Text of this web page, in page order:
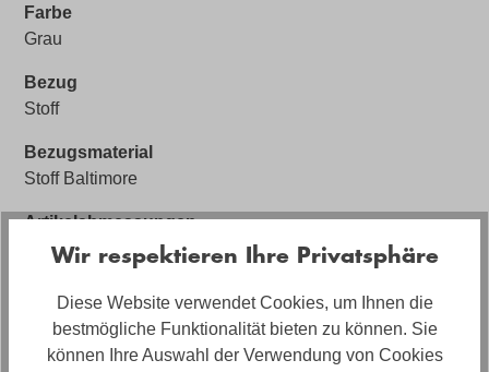
Farbe
Grau
Bezug
Stoff
Bezugsmaterial
Stoff Baltimore
Artikelabmessungen
Breite: ca. 276cm, Tiefe: ca. 170cm, Höhe: ca. 91cm
Sitzhöhe
ca. 46cm
Stilrichtung
Wir respektieren Ihre Privatsphäre
Diese Website verwendet Cookies, um Ihnen die
bestmögliche Funktionalität bieten zu können. Sie
können Ihre Auswahl der Verwendung von Cookies